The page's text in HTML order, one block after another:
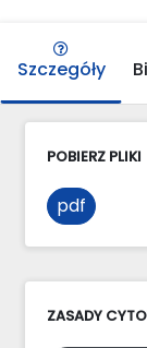
Szczegóły
POBIERZ PLIKI
pdf
ZASADY